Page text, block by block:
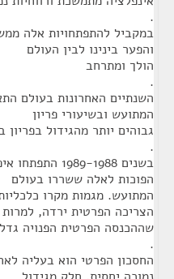
.
במקביל להתפתחויות אלה
והפער בינינו לבין העולם
הולך ומתרחב
.
השנתיים האחרונות בעולם
המתועש ובשיעורי פריון
גבוהים יותר מהגידול
.
בשנים 1989-
הפוכות לאלה ששררו בעולם
המתועש. מגמות מקרו
הצריכה הפרטית ירדה, למרות
שההכנסה הפרטית הפנויה גדלה ב-1989
.
החסכון הפרטי הוא בעליה